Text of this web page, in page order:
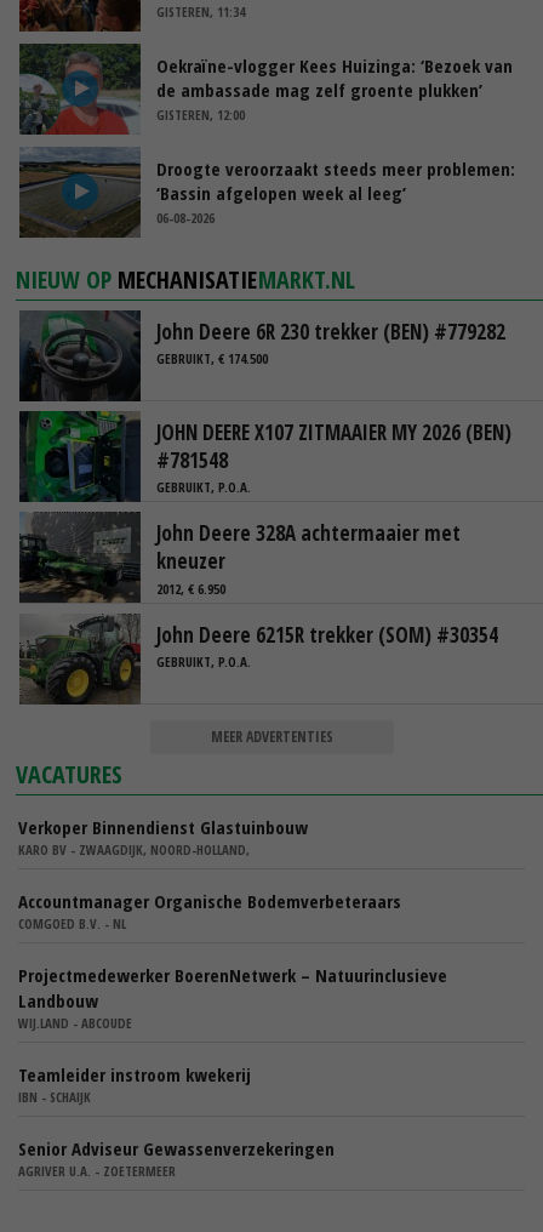
GISTEREN, 11:34
Oekraïne-vlogger Kees Huizinga: ‘Bezoek van
de ambassade mag zelf groente plukken’
GISTEREN, 12:00
Droogte veroorzaakt steeds meer problemen:
‘Bassin afgelopen week al leeg’
06-08-2026
NIEUW OP MECHANISATIEMARKT.NL
John Deere 6R 230 trekker (BEN) #779282
GEBRUIKT, € 174.500
JOHN DEERE X107 ZITMAAIER MY 2026 (BEN)
#781548
GEBRUIKT, P.O.A.
John Deere 328A achtermaaier met
kneuzer
2012, € 6.950
John Deere 6215R trekker (SOM) #30354
GEBRUIKT, P.O.A.
MEER ADVERTENTIES
VACATURES
Verkoper Binnendienst Glastuinbouw
KARO BV - ZWAAGDIJK, NOORD-HOLLAND,
Accountmanager Organische Bodemverbeteraars
COMGOED B.V. - NL
Projectmedewerker BoerenNetwerk – Natuurinclusieve
Landbouw
WIJ.LAND - ABCOUDE
Teamleider instroom kwekerij
IBN - SCHAIJK
Senior Adviseur Gewassenverzekeringen
AGRIVER U.A. - ZOETERMEER